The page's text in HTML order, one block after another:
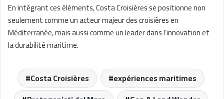
En intégrant ces éléments, Costa Croisières se positionne non
seulement comme un acteur majeur des croisières en
Méditerranée, mais aussi comme un leader dans l’innovation et
la durabilité maritime.
Costa Croisières
expériences maritimes